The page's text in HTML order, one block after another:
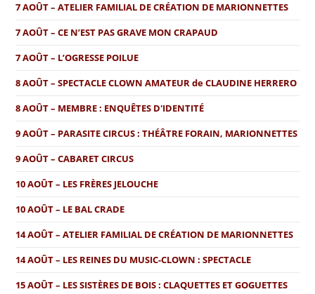
7 AOÛT – ATELIER FAMILIAL DE CRÉATION DE MARIONNETTES
7 AOÛT – CE N’EST PAS GRAVE MON CRAPAUD
7 AOÛT – L’OGRESSE POILUE
8 AOÛT – SPECTACLE CLOWN AMATEUR de CLAUDINE HERRERO
8 AOÛT – MEMBRE : ENQUÊTES D'IDENTITÉ
9 AOÛT – PARASITE CIRCUS : THÉÂTRE FORAIN, MARIONNETTES
9 AOÛT – CABARET CIRCUS
10 AOÛT – LES FRÈRES JELOUCHE
10 AOÛT – LE BAL CRADE
14 AOÛT – ATELIER FAMILIAL DE CRÉATION DE MARIONNETTES
14 AOÛT – LES REINES DU MUSIC-CLOWN : SPECTACLE
15 AOÛT – LES SISTÈRES DE BOIS : CLAQUETTES ET GOGUETTES